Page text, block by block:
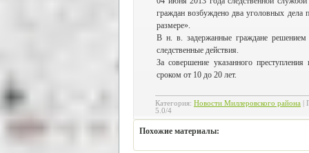
граждан возбуждено два уголовных дела
размере».
В н. в. задержанные граждане решением
следственные действия.
За совершение указанного
сроком от 10 до 20 лет.
Категория: Новости Миллеровского района
5.0/4
Похожие материалы: